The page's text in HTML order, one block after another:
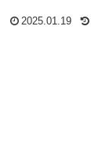
2025.01.19